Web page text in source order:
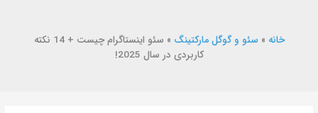
خانه » سئو و گوگل مارکتینگ »
سئو اینستاگرام چیست + 14 نکته
کاربردی در سال 2025!